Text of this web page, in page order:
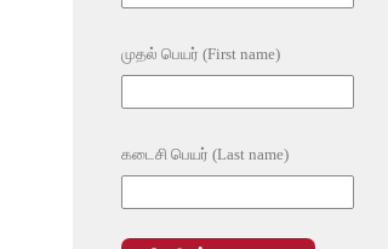
முதல் பெயர் (First name)
கடைசி பெயர் (Last name)